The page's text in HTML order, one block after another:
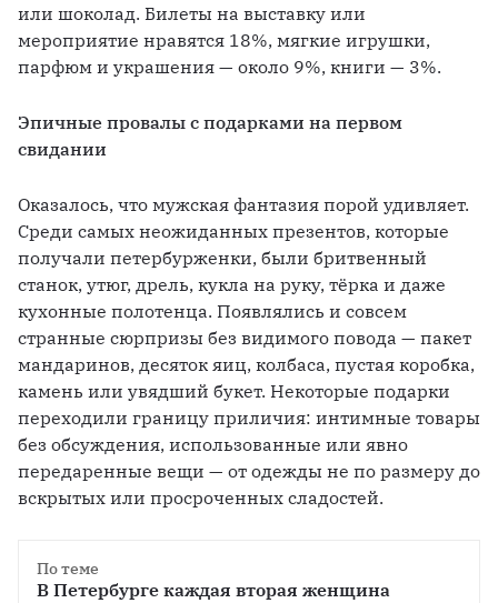
или шоколад. Билеты на выставку или
мероприятие нравятся 18%, мягкие игрушки,
парфюм и украшения — около 9%, книги — 3%.
Эпичные провалы с подарками на первом
свидании
Оказалось, что мужская фантазия порой удивляет.
Среди самых неожиданных презентов, которые
получали петербурженки, были бритвенный
станок, утюг, дрель, кукла на руку, тёрка и даже
кухонные полотенца. Появлялись и совсем
странные сюрпризы без видимого повода — пакет
мандаринов, десяток яиц, колбаса, пустая коробка,
камень или увядший букет. Некоторые подарки
переходили границу приличия: интимные товары
без обсуждения, использованные или явно
передаренные вещи — от одежды не по размеру до
вскрытых или просроченных сладостей.
По теме
В Петербурге каждая вторая женщина